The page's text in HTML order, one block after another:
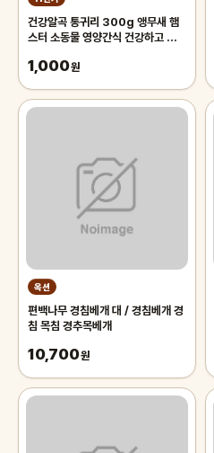
건강알곡 통귀리 300g 앵무새 햄
스터 소동물 영양간식 건강하고 깨끗
1,000원
옥션
편백나무 경침베개 대 / 경침베개 경
침 목침 경추목베개
10,700원